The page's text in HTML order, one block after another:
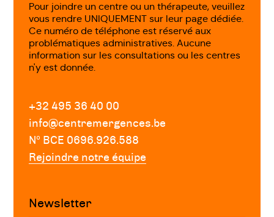
Pour joindre un centre ou un thérapeute, veuillez
vous rendre UNIQUEMENT sur leur page dédiée.
Ce numéro de téléphone est réservé aux
problématiques administratives. Aucune
information sur les consultations ou les centres
n'y est donnée.
+32 495 36 40 00
info@centremergences.be
Nº BCE 0696.926.588
Rejoindre notre équipe
Newsletter